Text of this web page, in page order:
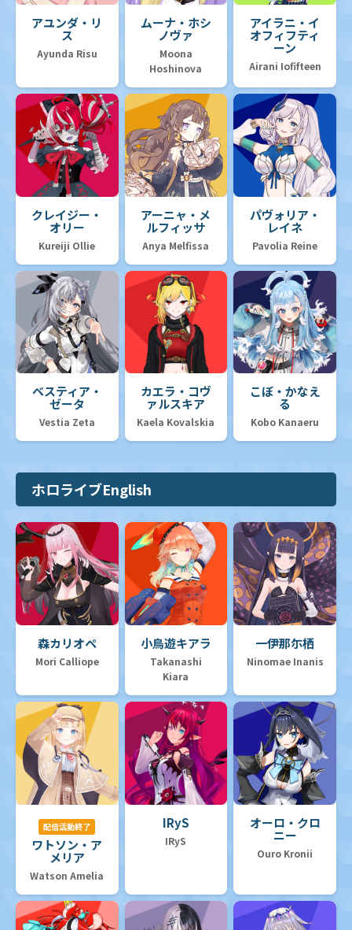
アユンダ・リ
ス
Ayunda Risu
ムーナ・ホシ
ノヴァ
Moona
Hoshinova
アイラニ・イ
オフィフティ
ーン
Airani Iofifteen
クレイジー・
オリー
Kureiji Ollie
アーニャ・メ
ルフィッサ
Anya Melfissa
パヴォリア・
レイネ
Pavolia Reine
ベスティア・
ゼータ
Vestia Zeta
カエラ・コヴ
ァルスキア
Kaela Kovalskia
こぼ・かなえ
る
Kobo Kanaeru
ホロライブEnglish
森カリオペ
Mori Calliope
小鳥遊キアラ
Takanashi
Kiara
一伊那尓栖
Ninomae Inanis
配信活動終了
ワトソン・ア
メリア
Watson Amelia
IRyS
IRyS
オーロ・クロ
ニー
Ouro Kronii